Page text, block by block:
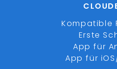
Kompatible
Erste
App für
App für